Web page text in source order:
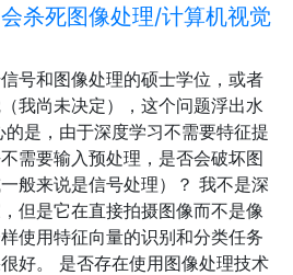
杀死图像处理/计算机视觉
号和图像处理的硕士学位，或者
我尚未决定），这个问题浮出水
的是，由于深度学习不需要特征提
需要输入预处理，是否会破坏图
般来说是信号处理）？ 我不是深
但是它在直接拍摄图像而不是像
使用特征向量的识别和分类任务
好。 是否存在使用图像处理技术